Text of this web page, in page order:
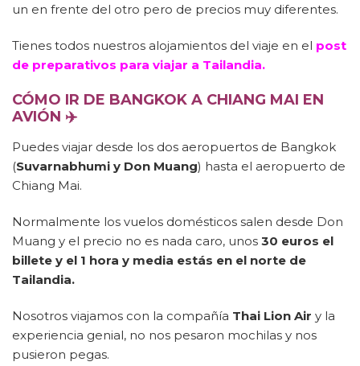
un en frente del otro pero de precios muy diferentes.
Tienes todos nuestros alojamientos del viaje en el post
de preparativos para viajar a Tailandia.
CÓMO IR DE BANGKOK A CHIANG MAI EN
AVIÓN ✈️
Puedes viajar desde los dos aeropuertos de Bangkok
(Suvarnabhumi y Don Muang) hasta el aeropuerto de
Chiang Mai.
Normalmente los vuelos domésticos salen desde Don
Muang y el precio no es nada caro, unos 30 euros el
billete y el 1 hora y media estás en el norte de
Tailandia.
Nosotros viajamos con la compañía Thai Lion Air y la
experiencia genial, no nos pesaron mochilas y nos
pusieron pegas.